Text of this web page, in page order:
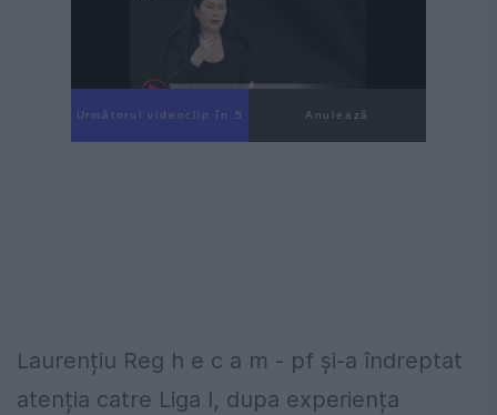
Următorul videoclip în 4 Anulează
Laurențiu Reg h e c a m - pf și-a îndreptat
atenția catre Liga I, dupa experiența